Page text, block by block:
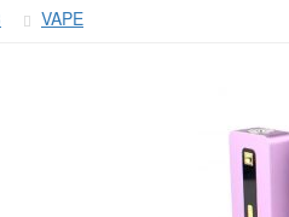
VAPE